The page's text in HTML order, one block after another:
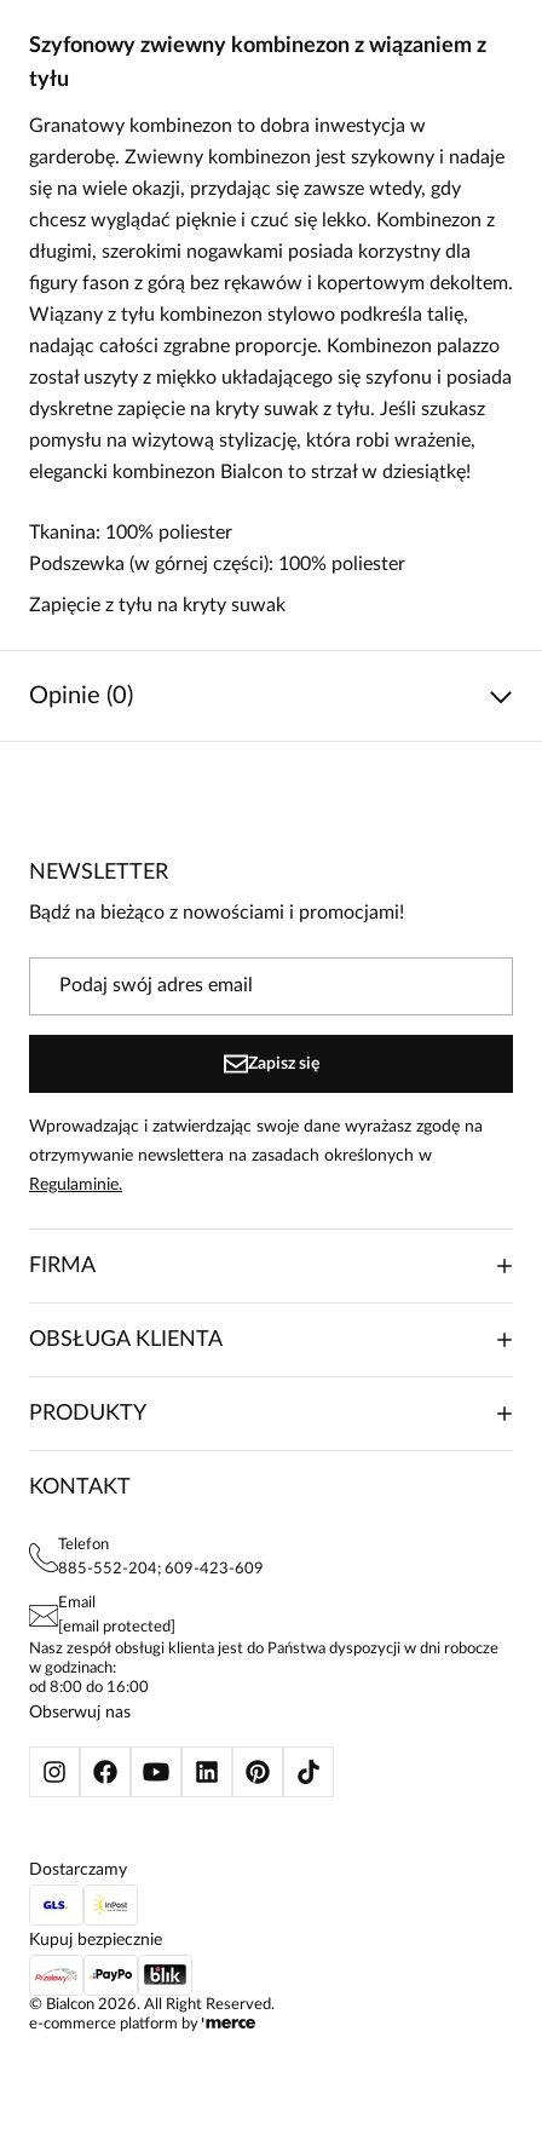
Szyfonowy zwiewny kombinezon z wiązaniem z
tyłu
Granatowy kombinezon to dobra inwestycja w
garderobę. Zwiewny kombinezon jest szykowny i nadaje
się na wiele okazji, przydając się zawsze wtedy, gdy
chcesz wyglądać pięknie i czuć się lekko. Kombinezon z
długimi, szerokimi nogawkami posiada korzystny dla
figury fason z górą bez rękawów i kopertowym dekoltem.
Wiązany z tyłu kombinezon stylowo podkreśla talię,
nadając całości zgrabne proporcje. Kombinezon palazzo
został uszyty z miękko układającego się szyfonu i posiada
dyskretne zapięcie na kryty suwak z tyłu. Jeśli szukasz
pomysłu na wizytową stylizację, która robi wrażenie,
elegancki kombinezon Bialcon to strzał w dziesiątkę!
Tkanina: 100% poliester
Podszewka (w górnej części): 100% poliester
Zapięcie z tyłu na kryty suwak
Opinie (0)
Bądź pierwszą osobą, która podzieli się opinią o tym
W naszej witrynie opinie mogą dodawać tylko
NEWSLETTER
Bądź na bieżąco z nowościami i promocjami!
Zapisz się
Wprowadzając i zatwierdzając swoje dane wyrażasz zgodę na
otrzymywanie newslettera na zasadach określonych w
Regulaminie.
FIRMA
FRANCZYZA
MAPA WITRYNY
KONTAKTY
OBSŁUGA KLIENTA
FAQ
POLITYKA PRYWATNOŚCI
STREFA STAŁEGO KLIENTA
PRODUKTY
KOSZULE DAMSKIE
SPODNIE DAMSKIE
ŻAKIETY I MARYNARKI
SWETRY
BLUZY
KONTAKT
Telefon
885-552-204; 609-423-609
Email
[email protected]
Nasz zespół obsługi klienta jest do Państwa dyspozycji w dni robocze
w godzinach:
od 8:00 do 16:00
Obserwuj nas
© Bialcon 2026. All Right Reserved.
e-commerce platform by
Dostarczamy
Kupuj bezpiecznie